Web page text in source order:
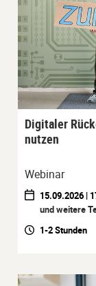
Digitaler
nutzen
Webinar
15.09.2026 |
und weitere
1-2 Stunden